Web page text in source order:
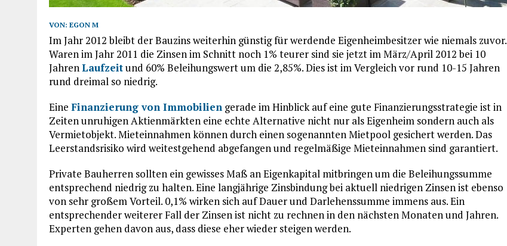
VON: EGON M
Im Jahr 2012 bleibt der Bauzins weiterhin günstig für werdende Eigenheimbesitzer wie niemals zuvor.
Waren im Jahr 2011 die Zinsen im Schnitt noch 1% teurer sind sie jetzt im März/April 2012 bei 10
JahrenLaufzeitund 60% Beleihungswert um die 2,85%. Dies ist im Vergleich vor rund 10-15 Jahren
rund dreimal so niedrig.
Eine Finanzierung von Immobilien gerade im Hinblick auf eine gute Finanzierungsstrategie ist in
Zeiten unruhigen Aktienmärkten eine echte Alternative nicht nur als Eigenheim sondern auch als
Vermietobjekt. Mieteinnahmen können durch einen sogenannten Mietpool gesichert werden. Das
Leerstandsrisiko wird weitestgehend abgefangen und regelmäßige Mieteinnahmen sind garantiert.
Private Bauherren sollten ein gewisses Maß an Eigenkapital mitbringen um die Beleihungssumme
entsprechend niedrig zu halten. Eine langjährige Zinsbindung bei aktuell niedrigen Zinsen ist ebenso
von sehr großem Vorteil. 0,1% wirken sich auf Dauer und Darlehenssumme immens aus. Ein
entsprechender weiterer Fall der Zinsen ist nicht zu rechnen in den nächsten Monaten und Jahren.
Experten gehen davon aus, dass diese eher wieder steigen werden.